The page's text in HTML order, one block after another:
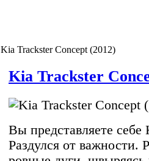
Kia Trackster Concept (2012)
Kia Trackster
Вы представляете себе
Раздулся от важности.